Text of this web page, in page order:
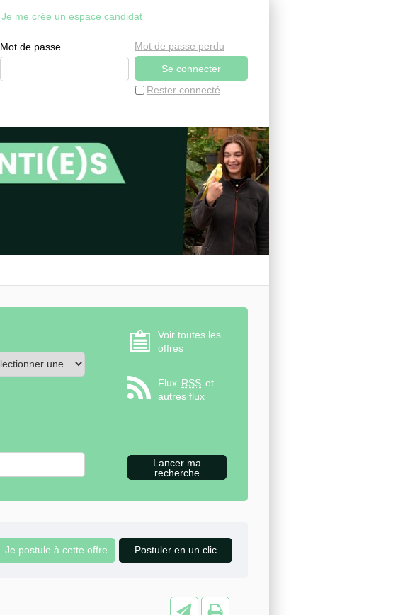
Mot de passe
Rester connecté
Mot de passe perdu
Je me crée un espace candidat
Voir toutes les
offres
Flux RSS et
autres flux